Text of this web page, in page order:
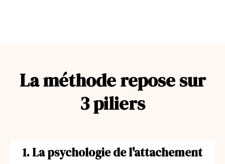
La méthode repose sur
3 piliers
1. La psychologie de l'attachement